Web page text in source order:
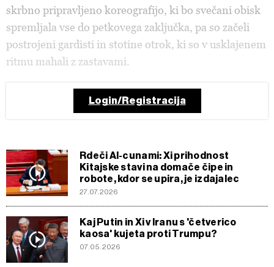
skrbno pripravljeno koreografijo, ki bo svečani obisk
spremljala vse do petkovega zaključka, pa so začeli
postrojeni gardisti in stotine otrok, ki so v usklajenem
ritmu mahali z zastavami.
Login/Registracija
Rdeči AI-cunami: Xi prihodnost
Kitajske stavi na domače čipe in
robote, kdor se upira, je izdajalec
27.07.2026
Kaj Putin in Xi v Iranu s 'četverico
kaosa' kujeta proti Trumpu?
07.05.2026